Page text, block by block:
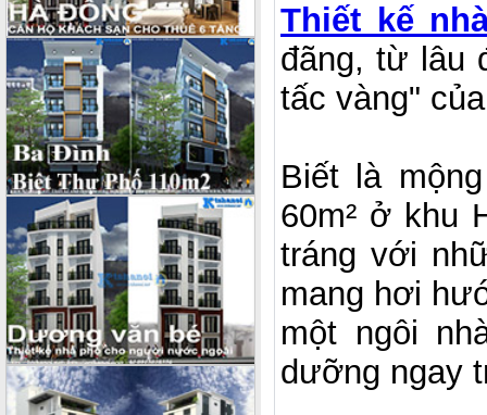
Thiết kế
đãng, từ lâu
tấc vàng"
Biết là
60m² ở khu
tráng với
mang hơi
một ngôi
dưỡng ngay